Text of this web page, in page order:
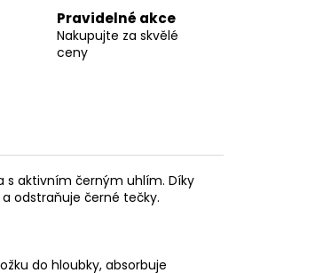
Pravidelné akce
Nakupujte za skvělé
ceny
s aktivním černým uhlím. Díky
odstraňuje černé tečky.
do hloubky, absorbuje